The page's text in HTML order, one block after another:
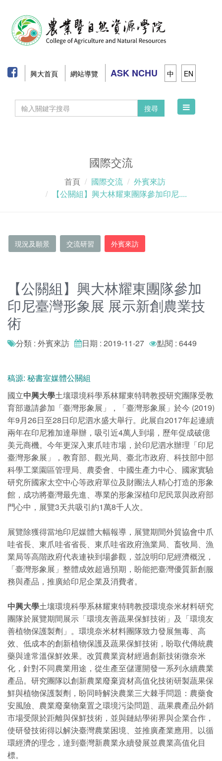
興大首頁 網站導覽 ASK NCHU 中 EN
搜尋
Toggle
國際交流
首頁 國際交流
外賓來訪
【公關組】興大林耀東團隊參加印尼....
現況及願景 交流研習 外賓來訪
【公關組】興大林耀東團隊參加
印尼臺灣形象展 展示新創農業技
術
分類 : 外賓來訪 日期 : 2019-11-27 點閱 : 6449
稿源: 秘書室媒體公關組
國立中興大學土壤環境科學系林耀東特聘教授研究團隊受教
育部邀請參加「臺灣形象展」，「臺灣形象展」於今 (2019)
年9月26日至28日印尼泗水盛大舉行。此展自2017年起連續
兩年在印尼雅加達舉辦，吸引近4萬人到場，歷年促成破億
美元商機。今年更深入東爪哇市場，於印尼泗水辦理「印尼
臺灣形象展」，教育部、觀光局、臺北市政府、科技部中部
科學工業園區管理局、農委會、中國生產力中心、國家實驗
研究所國家太空中心等政府單位及財團法人精心打造的形象
館，成功將臺灣最先進、專業的形象深植印尼民眾與政府部
門心中，展覽3天共吸引約1萬8千人次。
展覽除獲得當地印尼媒體大幅報導，展覽期間外貿協會中爪
哇省長、東爪哇省省長、東爪哇省政府漁業局、畜牧局、漁
業局等高階政府代表連袂到場參觀，並說明印尼經濟概況，
「臺灣形象展」整體成效超過預期，盼能把臺灣優質新創服
務與產品，推廣給印尼企業及消費者。
中興大學土壤環境科學系林耀東特聘教授環境奈米材料研究
團隊於展覽期間展示「環境友善蔬果保鮮技術」及「環境友
善植物保護製劑」。環境奈米材料團隊致力發展無毒、高
效、低成本的創新植物保護及蔬果保鮮技術，盼取代傳統農
藥與達常溫保鮮效果。改質農業資材經過創新技術微奈米
化，針對不同農業用途，從生產至儲運開發一系列永續農業
產品。研究團隊以創新農業廢棄資材高值化技術研製蔬果保
鮮與植物保護製劑，盼同時解決農業三大棘手問題：農藥食
安風險、農業廢棄物棄置之環境污染問題、蔬果農產品外銷
市場受限於距離與保鮮技術，並與鏈結學術界與企業合作，
使研發技術得以解決臺灣農業困境、並推廣產業應用。以循
環經濟的理念，達到臺灣新農業永續發展並農業高值化目
標。